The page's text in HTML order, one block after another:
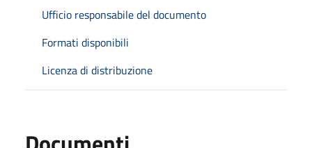
Ufficio responsabile del documento
Formati disponibili
Licenza di distribuzione